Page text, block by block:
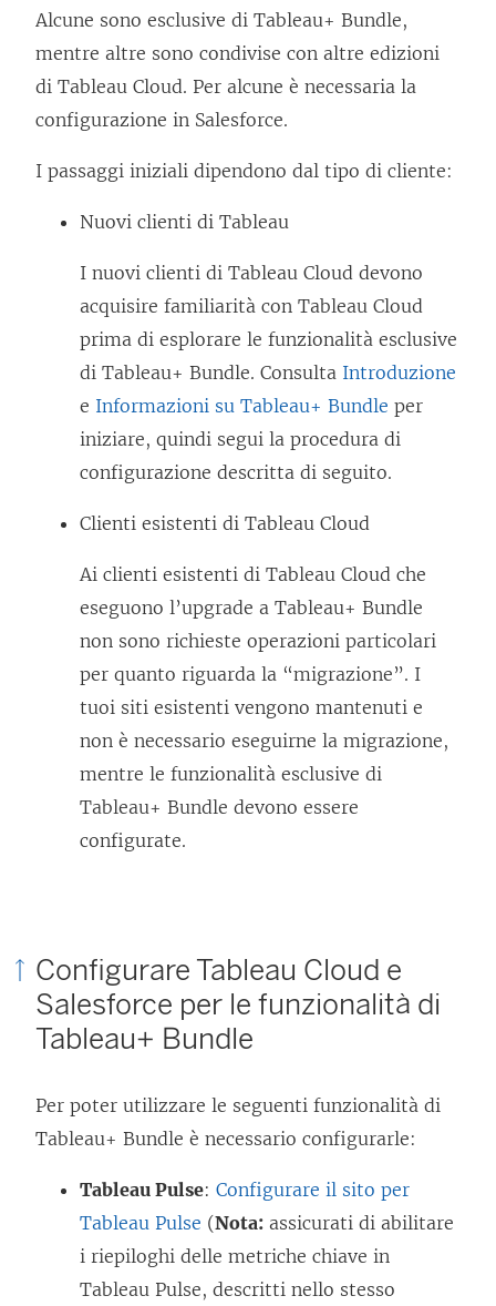
Alcune sono esclusive di Tableau+ Bundle,
mentre altre sono condivise con altre edizioni
di Tableau Cloud. Per alcune è necessaria la
configurazione in Salesforce.
I passaggi iniziali dipendono dal tipo di cliente:
Nuovi clienti di Tableau
I nuovi clienti di Tableau Cloud devono
acquisire familiarità con Tableau Cloud
prima di esplorare le funzionalità esclusive
di Tableau+ Bundle. Consulta Introduzione
e Informazioni su Tableau+ Bundle per
iniziare, quindi segui la procedura di
configurazione descritta di seguito.
Clienti esistenti di Tableau Cloud
Ai clienti esistenti di Tableau Cloud che
eseguono l’upgrade a Tableau+ Bundle
non sono richieste operazioni particolari
per quanto riguarda la “migrazione”. I
tuoi siti esistenti vengono mantenuti e
non è necessario eseguirne la migrazione,
mentre le funzionalità esclusive di
Tableau+ Bundle devono essere
configurate.
Configurare Tableau Cloud e
Salesforce per le funzionalità di
Tableau+ Bundle
Per poter utilizzare le seguenti funzionalità di
Tableau+ Bundle è necessario configurarle:
Tableau Pulse: Configurare il sito per
Tableau Pulse (Nota: assicurati di abilitare
i riepiloghi delle metriche chiave in
Tableau Pulse, descritti nello stesso